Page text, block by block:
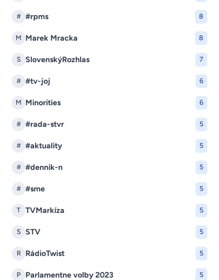
# #rpms 8
M Marek Mracka 8
S SlovenskýRozhlas 7
# #tv-joj 6
M Minorities 6
# #rada-stvr 5
# #aktuality 5
# #dennik-n 5
# #sme 5
T TVMarkíza 5
S STV 5
R RádioTwist 5
P Parlamentne volby 2023 5